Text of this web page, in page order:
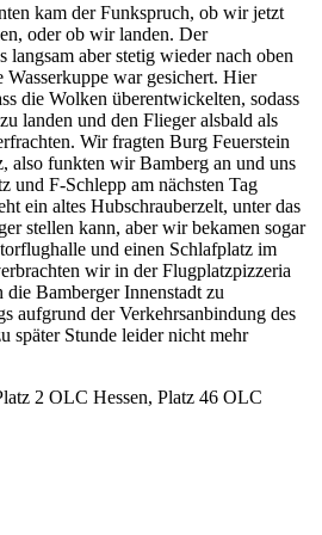
kam der Funkspruch, ob wir jetzt
oder ob wir landen. Der
langsam aber stetig wieder nach oben
war gesichert. Hier
die Wolken überentwickelten, sodass
landen und den Flieger alsbald als
Wir fragten Burg Feuerstein
also funkten wir Bamberg an und uns
und F-Schlepp am nächsten Tag
ein altes Hubschrauberzelt, unter das
stellen kann, aber wir bekamen sogar
und einen Schlafplatz im
wir in der Flugplatzpizzeria
Bamberger Innenstadt zu
aufgrund der Verkehrsanbindung des
später Stunde leider nicht mehr
2 OLC Hessen, Platz 46 OLC